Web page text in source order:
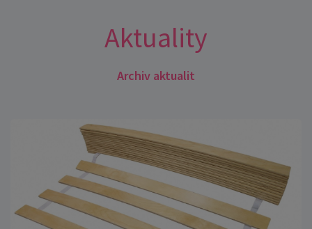
Aktuality
Archiv aktualit